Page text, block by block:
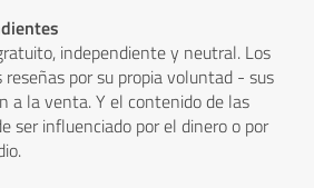
independiente y neutral. Los
por su propia voluntad - sus
a la venta. Y el contenido de las
ser influenciado por el dinero o por